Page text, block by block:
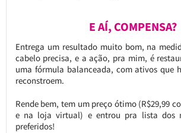
E AÍ, COMPENSA?
Entrega um resultado muito bom, na
cabelo precisa, e a ação, pra mim, é
uma fórmula balanceada, com ativos que
reconstroem.
Rende bem, tem um preço ótimo (R$29,99
e na loja virtual) e entrou pra lista dos
preferidos!